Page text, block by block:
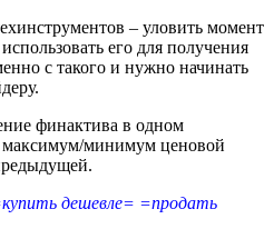
– уловить момент
его для получения
с такого и нужно начинать
финактива в одном
максимум/минимум ценовой
дешевле= =продать